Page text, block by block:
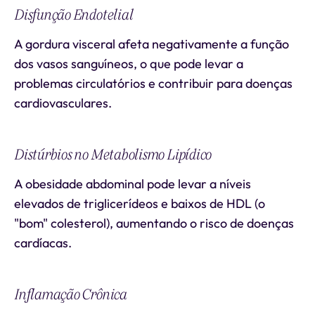
Disfunção Endotelial
A gordura visceral afeta negativamente a função
dos vasos sanguíneos, o que pode levar a
problemas circulatórios e contribuir para doenças
cardiovasculares.
Distúrbios no Metabolismo Lipídico
A obesidade abdominal pode levar a níveis
elevados de triglicerídeos e baixos de HDL (o
"bom" colesterol), aumentando o risco de doenças
cardíacas.
Inflamação Crônica